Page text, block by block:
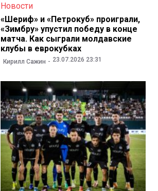
Новости
«Шериф» и «Петрокуб» проиграли,
«Зимбру» упустил победу в конце
матча. Как сыграли молдавские
клубы в еврокубках
Кирилл Сажин 23.07.2026 23:31